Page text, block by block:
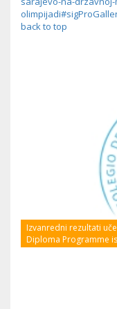
back to top
Izvanredni rezultati
Diploma Programme